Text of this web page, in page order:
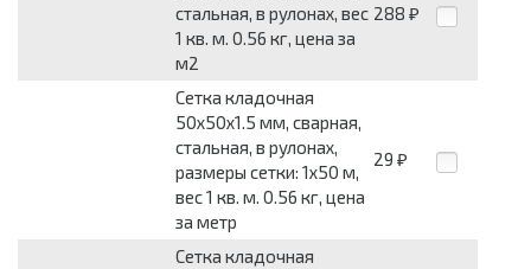
стальная, в рулонах, вес
1 кв. м. 0.56 кг, цена за
м2
288 ₽
Сетка кладочная
50x50x1.5 мм, сварная,
стальная, в рулонах,
размеры сетки: 1x50 м,
вес 1 кв. м. 0.56 кг, цена
за метр
29 ₽
Сетка кладочная